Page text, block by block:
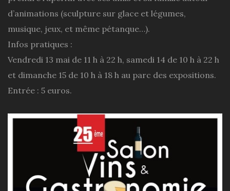
d’animations (sculpture sur glace et légumes,
musique, jeux, et même pétanque…).
Infos pratiques :
Vendredi 13 mai de 11 h à 22 h, samedi 14 de 10 h à 22 h
et dimanche 15 de 10 h à 18 h au parc des expositions.
Entrée : 5 euros.